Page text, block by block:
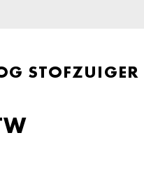
STOFZUIGER